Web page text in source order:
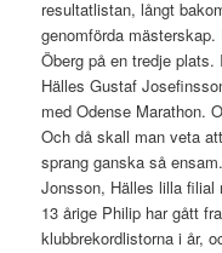
resultatlistan, långt
genomförda
Öberg på en tredje
Hälles Gustaf
med Odense Marathon.
Och då skall man veta
sprang ganska så
Jonsson, Hälles lilla filial
13 årige Philip har gått
klubbrekordlistorna i år,